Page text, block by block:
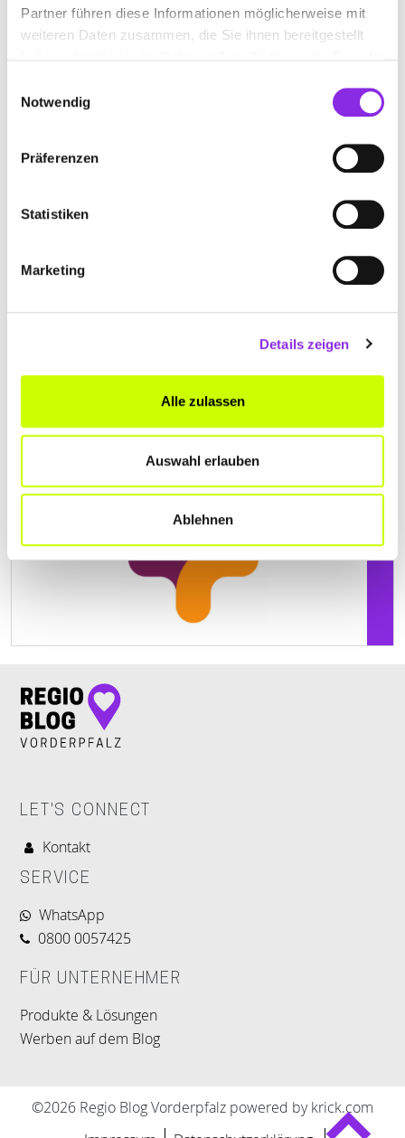
Partner führen diese Informationen möglicherweise mit
weiteren Daten zusammen, die Sie ihnen bereitgestellt
Notwendig
Präferenzen
Statistiken
Marketing
Details zeigen
Alle zulassen
Auswahl erlauben
Ablehnen
www.sozialstation-neustadt.de
Keine Öffnungszeiten angegeben
PRICURA-ANNWEILER PFLEGE UND
Hauptstraße 21| 76855 Annweiler am Trifels DE
www.Pricura-annweiler.de
LET'S CONNECT
Kontakt
SERVICE
WhatsApp
0800 0057425
FÜR UNTERNEHMER
Produkte & Lösungen
Werben auf dem Blog
©2026 Regio Blog Vorderpfalz powered by krick.com